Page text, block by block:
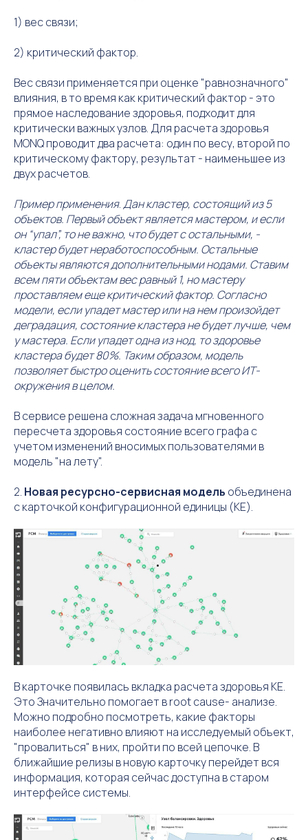
1) вес связи;
2) критический фактор.
Вес связи применяется при оценке "равнозначного"
влияния, в то время как критический фактор - это
прямое наследование здоровья, подходит для
критически важных узлов. Для расчета здоровья
MONQ проводит два расчета: один по весу, второй по
критическому фактору, результат - наименьшее из
двух расчетов.
Пример применения.Дан кластер, состоящий из 5
объектов. Первый объект является мастером, и если
он “упал”, то не важно, что будет с остальными, -
кластер будет неработоспособным. Остальные
объекты являются дополнительными нодами. Ставим
всем пяти объектам вес равный 1, но мастеру
проставляем еще критический фактор. Согласно
модели, если упадет мастер или на нем произойдет
деградация, состояние кластера не будет лучше, чем
у мастера. Если упадет одна из нод, то здоровье
кластера будет 80%. Таким образом, модель
позволяет быстро оценить состояние всего ИТ-
окружения в целом.
В сервисе решена сложная задача мгновенного
пересчета здоровья состояние всего графа с
учетом изменений вносимых пользователями в
модель "на лету".
2. Новая ресурсно-сервисная модель объединена
с карточкой конфигурационной единицы (КЕ).
В карточке появилась вкладка расчета здоровья КЕ.
Это Значительно помогает в root cause- анализе.
Можно подробно посмотреть, какие факторы
наиболее негативно влияют на исследуемый объект,
"провалиться" в них, пройти по всей цепочке. В
ближайшие релизы в новую карточку перейдет вся
информация, которая сейчас доступна в старом
интерфейсе системы.